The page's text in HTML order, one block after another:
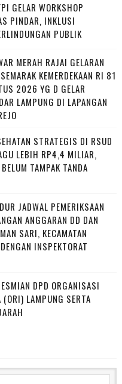
GELAR WORKSHOP
PINDAR, INKLUSI
PUBLIK
MERAH RAJAI GELARAN
KEMERDEKAAN RI 81
2026 YG D GELAR
LAMPUNG DI LAPANGAN
STRATEGIS DI RSUD
LEBIH RP4,4 MILIAR,
TAMPAK TANDA
JADWAL PEMERIKSAAN
ANGGARAN DD DAN
SARI, KECAMATAN
INSPEKTORAT
DPD ORGANISASI
(ORI) LAMPUNG SERTA